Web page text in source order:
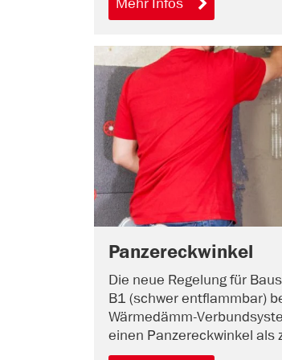
Panzereckwinkel
Die neue Regelung für
B1 (schwer entflammbar)
Wärmedämm-
einen Panzereckwinkel als